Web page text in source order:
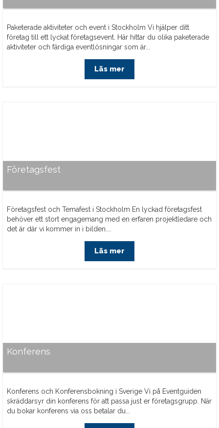
Paketerade aktiviteter och event i Stockholm Vi hjälper ditt
företag till ett lyckat företagsevent. Här hittar du olika paketerade
aktiviteter och färdiga eventlösningar som är...
Läs mer
Företagsfest
Företagsfest och Temafest i Stockholm En lyckad företagsfest
behöver ett stort engagemang med en erfaren projektledare och
det är där vi kommer in i bilden....
Läs mer
Konferens
Konferens och Konferensbokning i Sverige Vi på Eventguiden
skräddarsyr din konferens för att passa just er företagsgrupp. När
du bokar konferens via oss betalar du...